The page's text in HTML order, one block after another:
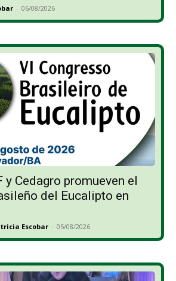
- 06/08/2026
y Cedagro promueven el
del Eucalipto en
Escobar - 05/08/2026